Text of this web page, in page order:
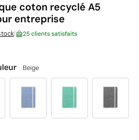
coton recyclé A5
entreprise
| 25 clients satisfaits
Beige